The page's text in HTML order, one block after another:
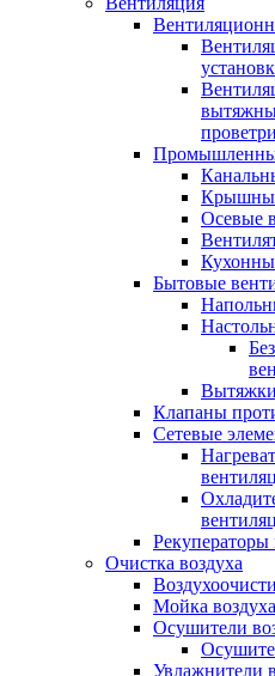
Осевые
Бытовые
Клапаны
Сетевые
Очистка воздуха
Мойка воздуха
Осушители
Увлажнители